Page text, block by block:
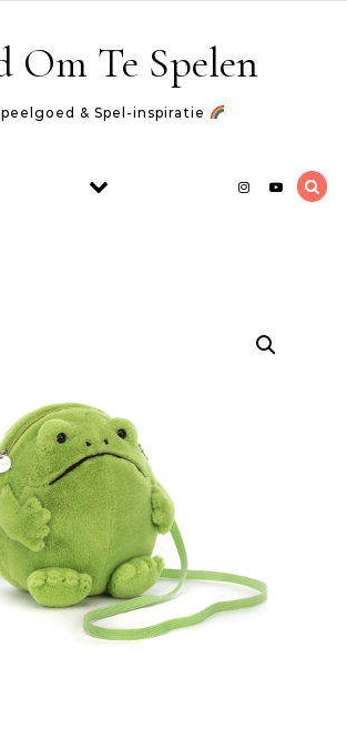
Om Te Spelen
& Spel-inspiratie